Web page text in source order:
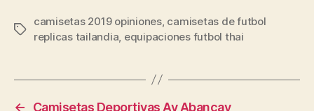
Etiquetas
camisetas 2019 opiniones, camisetas de futbol
replicas tailandia equipaciones futbol thai
←
Camisetas Deportivas Av Abancay